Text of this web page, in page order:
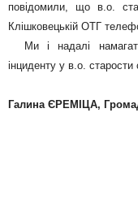
повідомили, що в.о.
Клішковецькій ОТГ
Ми і надалі
інциденту у в.о.
Галина ЄРЕМІЦА,